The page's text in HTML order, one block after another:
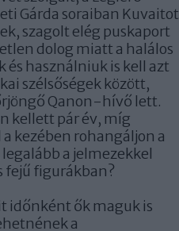
Gárda soraiban Kuvaitot
szagolt elég puskaport
dolog miatt a halálos
és használniuk is kell azt
szélsőségek között,
Qanon-hívő lett.
kellett pár év, míg
kezében rohangáljon a
a jelmezekkel
fejű figurákban?
időnként ők maguk is
a